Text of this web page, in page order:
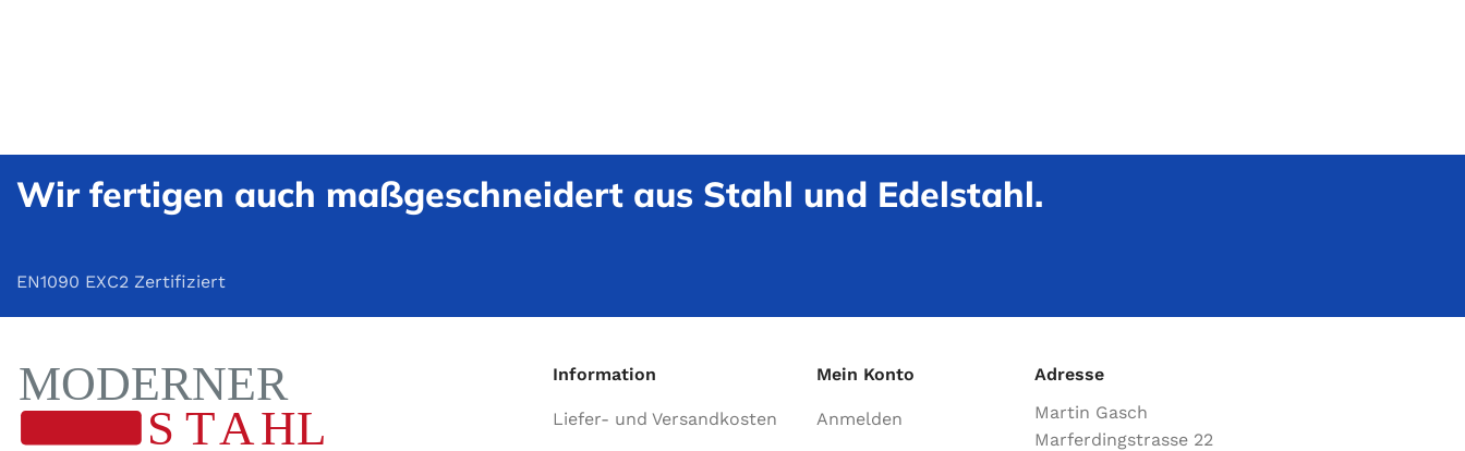
Wir fertigen auch maßgeschneidert aus Stahl und Edelstahl.
EN1090 EXC2 Zertifiziert
Information
Liefer- und Versandkosten
Mein Konto
Anmelden
Adresse
Martin Gasch
Marferdingstrasse 22